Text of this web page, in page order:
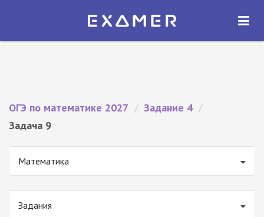
Экзамер — ЕГЭ 2027
ОТКРЫТЬ
ОГЭ по математике 2027 / Задание 4 /
Задача 9
Математика
Задания